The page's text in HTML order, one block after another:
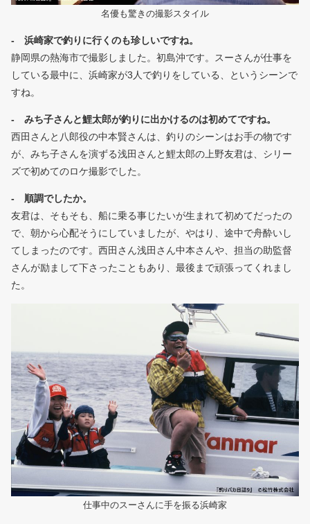
名優も驚きの撮影スタイル
- 浜崎家で釣りに行くのも珍しいですね。
静岡県の熱海市で撮影しました。初島沖です。スーさんが仕事を
している最中に、浜崎家が3人で釣りをしている、というシーンで
すね。
- みち子さんと鯉太郎が釣りに出かけるのは初めてですね。
西田さんと八郎役の中本賢さんは、釣りのシーンはお手の物です
が、みち子さんを演ずる浅田さんと鯉太郎の上野友君は、シリー
ズで初めてのロケ撮影でした。
- 順調でしたか。
友君は、そもそも、船に乗る事じたいが生まれて初めてだったの
で、朝から心配そうにしていましたが、やはり、途中で舟酔いし
てしまったのです。西田さん浅田さん中本さんや、担当の助監督
さんが励まして下さったこともあり、最後まで頑張ってくれまし
た。
仕事中のスーさんに手を振る浜崎家